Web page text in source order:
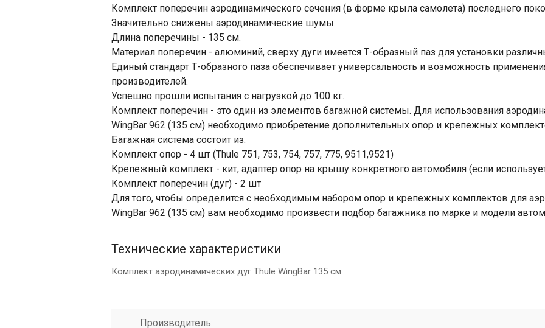
Комплект поперечин аэродинамического сечения (в форме крыла самолета) последнего
Значительно снижены аэродинамические шумы.
Длина поперечины - 135 см.
Материал поперечин - алюминий, сверху дуги имеется Т-образный паз для установки
Единый стандарт Т-образного паза обеспечивает универсальность и возможность
производителей.
Успешно прошли испытания с нагрузкой до 100 кг.
Комплект поперечин - это один из элементов багажной системы. Для использования
WingBar 962 (135 см) необходимо приобретение дополнительных опор и крепежных
Багажная система состоит из:
Комплект опор - 4 шт (Thule 751, 753, 754, 757, 775, 9511,9521)
Крепежный комплект - кит, адаптер опор на крышу конкретного автомобиля (если
Комплект поперечин (дуг) - 2 шт
Для того, чтобы определится с необходимым набором опор и крепежных комплектов для
WingBar 962 (135 см) вам необходимо произвести подбор багажника по марке и модели
Технические характеристики
Комплект аэродинамических дуг Thule WingBar 135 см
Производитель: